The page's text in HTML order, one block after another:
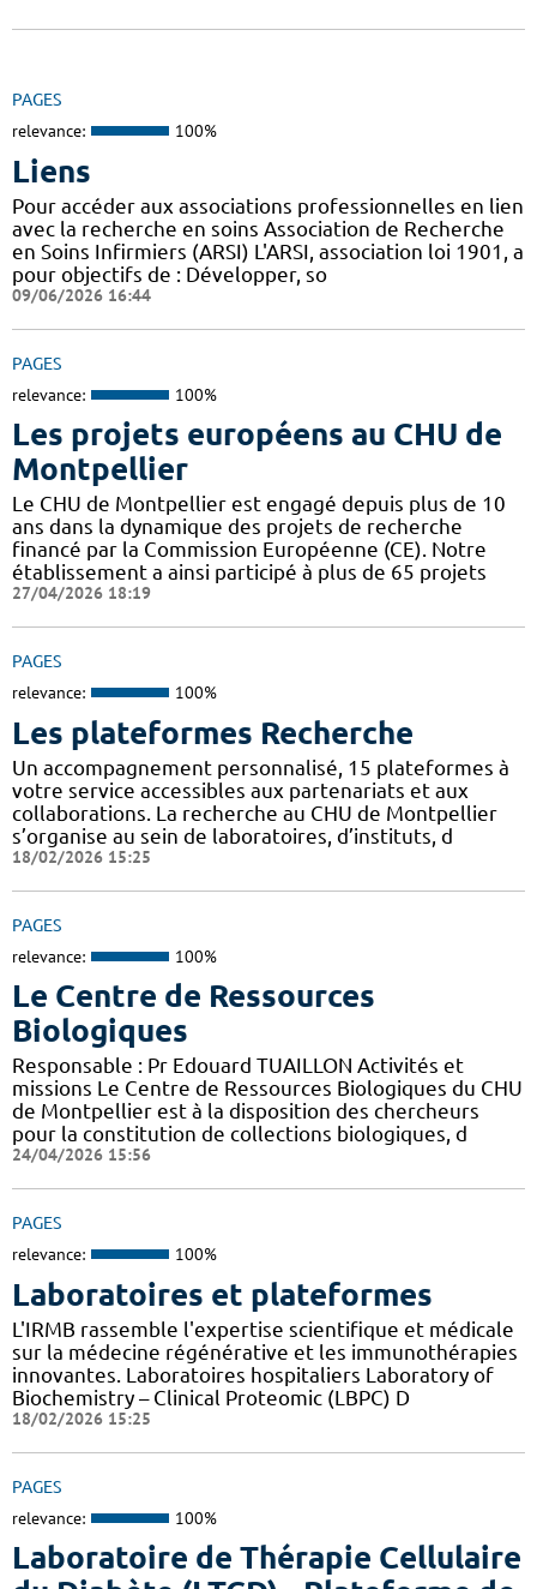
PAGES
relevance: 100%
Liens
Pour accéder aux associations professionnelles en lien
avec la recherche en soins Association de Recherche
en Soins Infirmiers (ARSI) L'ARSI, association loi 1901, a
pour objectifs de : Développer, so
09/06/2026 16:44
PAGES
relevance: 100%
Les projets européens au CHU de
Montpellier
Le CHU de Montpellier est engagé depuis plus de 10
ans dans la dynamique des projets de recherche
financé par la Commission Européenne (CE). Notre
établissement a ainsi participé à plus de 65 projets
27/04/2026 18:19
PAGES
relevance: 100%
Les plateformes Recherche
Un accompagnement personnalisé, 15 plateformes à
votre service accessibles aux partenariats et aux
collaborations. La recherche au CHU de Montpellier
s’organise au sein de laboratoires, d’instituts, d
18/02/2026 15:25
PAGES
relevance: 100%
Le Centre de Ressources
Biologiques
Responsable : Pr Edouard TUAILLON Activités et
missions Le Centre de Ressources Biologiques du CHU
de Montpellier est à la disposition des chercheurs
pour la constitution de collections biologiques, d
24/04/2026 15:56
PAGES
relevance: 100%
Laboratoires et plateformes
L'IRMB rassemble l'expertise scientifique et médicale
sur la médecine régénérative et les immunothérapies
innovantes. Laboratoires hospitaliers Laboratory of
Biochemistry – Clinical Proteomic (LBPC) D
18/02/2026 15:25
PAGES
relevance: 100%
Laboratoire de Thérapie Cellulaire